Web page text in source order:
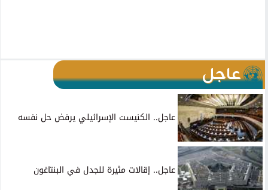
عاجل
عاجل.. الكنيست الإسرائيلي يرفض حل نفسه
عاجل.. إقالات مثيرة للجدل في البنتاغون